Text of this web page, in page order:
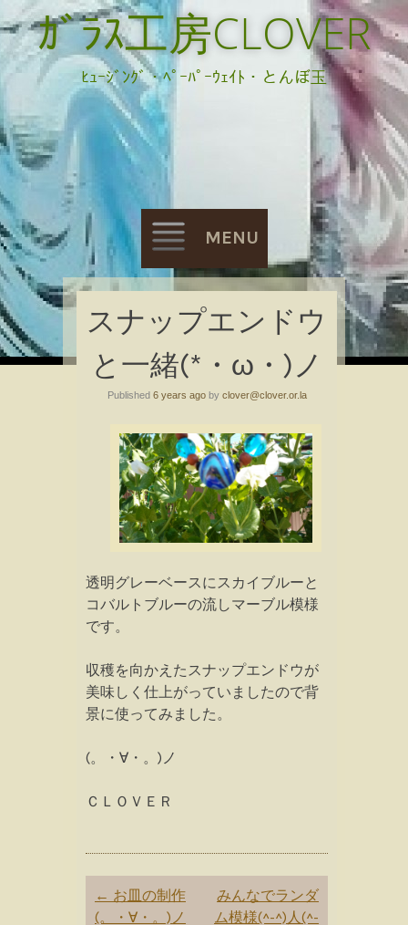
ｶﾞﾗｽ工房CLOVER
ﾋｭｰｼﾞﾝｸﾞ・ﾍﾟｰﾊﾟｰｳｪｲﾄ・とんぼ玉
MENU
Skip
to
content
スナップエンドウ
と一緒(*・ω・)ノ
Published 6 years agoby clover@clover.or.la
透明グレーベースにスカイブルーと
コバルトブルーの流しマーブル模様
です。
収穫を向かえたスナップエンドウが
美味しく仕上がっていましたので背
景に使ってみました。
(。・∀・。)ノ
ＣＬＯＶＥＲ
Post
navigation
← お皿の制作
(。・∀・。)ノ
みんなでランダ
ム模様(^-^)人(^-